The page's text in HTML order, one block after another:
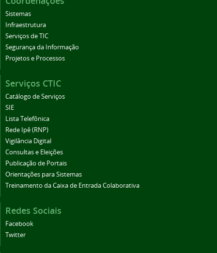
Sistemas
Infraestrutura
Serviços de TIC
Segurança da Informação
Projetos e Processos
Serviços CTIC
Catálogo de Serviços
SIE
Lista Telefônica
Rede Ipê (RNP)
Vigilância Digital
Consultas e Eleições
Publicação de Portais
Orientações para Sistemas
Treinamento da Caixa de Entrada Colaborativa
Redes Sociais
Facebook
Twitter